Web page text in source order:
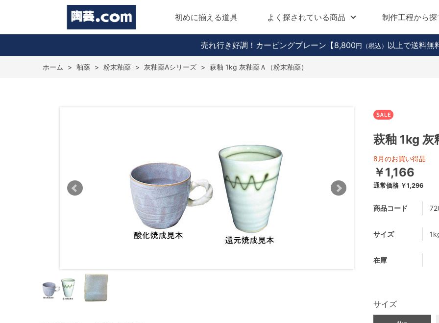
初めに揃える道具 よく探されている商品 制作工程から探
売れ行き好調！カービングプレーン 【8,800 円（税込） 以上で送料無
ホーム > 釉薬 > 粉末釉薬 > 灰釉薬Aシリーズ > 萩釉 1kg 灰釉薬Ａ（粉末釉薬）
萩釉 1kg 灰
8月のお買い得品
￥1,166
通常価格￥1,296
商品コード
サイズ
在庫
サイズ